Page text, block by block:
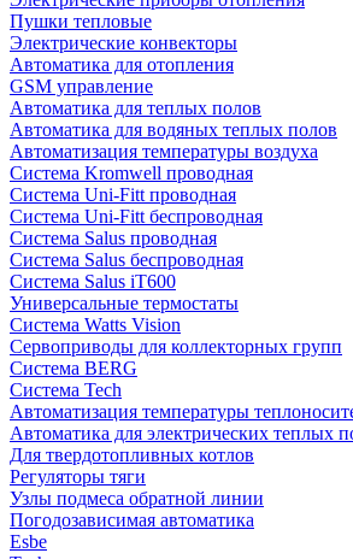
Пушки тепловые
Электрические конвекторы
Автоматика для отопления
GSM управление
Автоматика для теплых полов
Автоматика для водяных теплых полов
Автоматизация температуры воздуха
Система Kromwell проводная
Система Uni-Fitt проводная
Система Uni-Fitt беспроводная
Система Salus проводная
Система Salus беспроводная
Система Salus iT600
Универсальные термостаты
Система Watts Vision
Сервоприводы для коллекторных групп
Система BERG
Система Tech
Автоматизация температуры
Автоматика для электрических теплых
Для твердотопливных котлов
Регуляторы тяги
Узлы подмеса обратной линии
Погодозависимая автоматика
Esbe